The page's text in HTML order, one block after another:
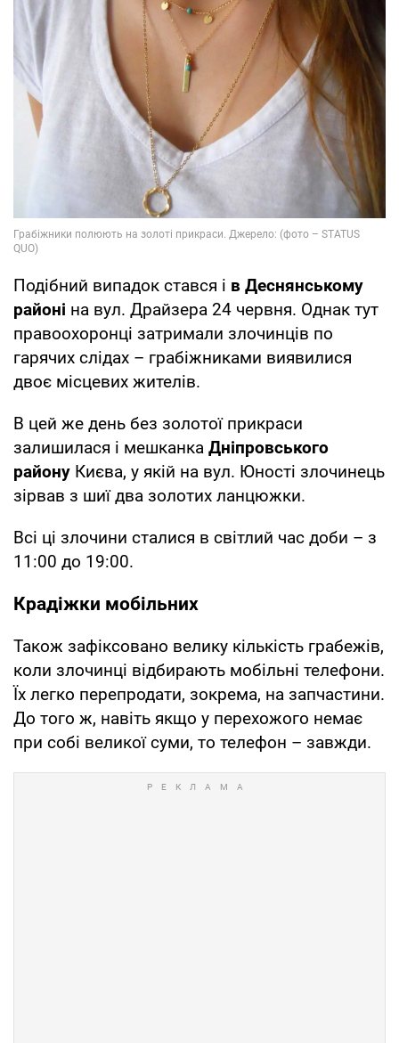
Подібний випадок стався і в Деснянському
районі на вул. Драйзера 24 червня. Однак тут
правоохоронці затримали злочинців по
гарячих слідах – грабіжниками виявилися
двоє місцевих жителів.
В цей же день без золотої прикраси
залишилася і мешканка Дніпровського
району Києва, у якій на вул. Юності злочинець
зірвав з шиї два золотих ланцюжки.
Всі ці злочини сталися в світлий час доби – з
11:00 до 19:00.
Крадіжки мобільних
Також зафіксовано велику кількість грабежів,
коли злочинці відбирають мобільні телефони.
Їх легко перепродати, зокрема, на запчастини.
До того ж, навіть якщо у перехожого немає
при собі великої суми, то телефон – завжди.